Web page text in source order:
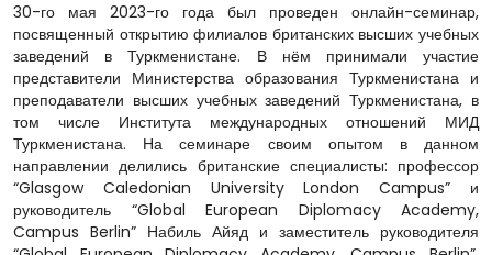
30-го мая 2023-го года был проведен онлайн-семинар,
посвященный открытию филиалов британских высших учебных
заведений в Туркменистане. В нём принимали участие
представители Министерства образования Туркменистана и
преподаватели высших учебных заведений Туркменистана, в
том числе Института международных отношений МИД
Туркменистана. На семинаре своим опытом в данном
направлении делились британские специалисты: профессор
“Glasgow Caledonian University London Campus” и
руководитель “Global European Diplomacy Academy,
Campus Berlin” Набиль Айяд и заместитель руководителя